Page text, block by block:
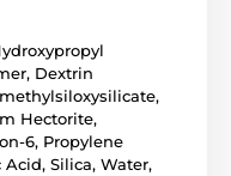
Dextrin
Hectorite,
6, Propylene
Silica, Water,